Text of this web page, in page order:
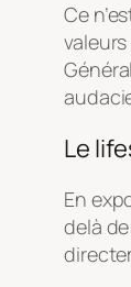
Ce
Le
En
delà